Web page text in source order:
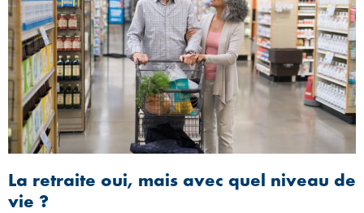
La retraite oui, mais avec quel niveau de
vie ?